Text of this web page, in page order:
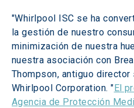
"Whirlpool ISC se ha
la gestión de nuestro
minimización de nuestra
nuestra asociación con
Thompson, antiguo
Whirlpool Corporation. "El
Agencia de Protección